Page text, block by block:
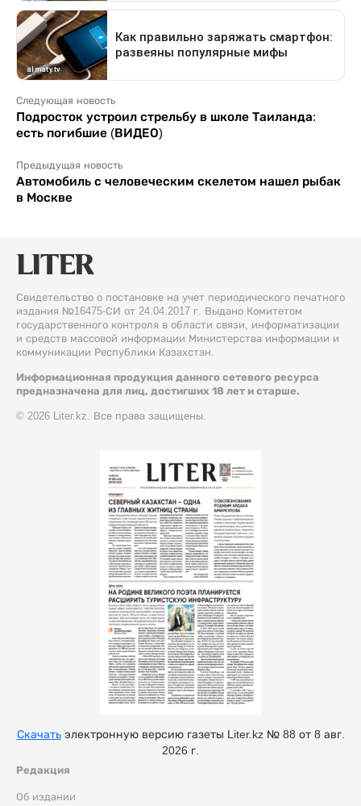
Следующая новость
Подросток устроил стрельбу в школе Таиланда:
есть погибшие (ВИДЕО)
Предыдущая новость
Автомобиль с человеческим скелетом нашел рыбак
в Москве
Свидетельство о постановке на учет периодического печатного
издания №16475-СИ от 24.04.2017 г. Выдано Комитетом
государственного контроля в области связи, информатизации
и средств массовой информации Министерства информации и
коммуникации Республики Казахстан.
Информационная продукция данного сетевого ресурса
предназначена для лиц, достигших 18 лет и старше.
© 2026 Liter.kz. Все права защищены.
Редакция
Об издании
Скачатьэлектронную версию газеты Liter.kz № 88 от 8 авг.
2026 г.